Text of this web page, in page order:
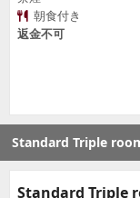
朝食付き
返金不可
Standard Triple
Standard Triple